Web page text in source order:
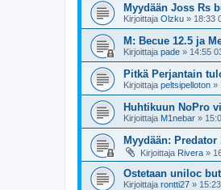
Myydään Joss Rs
Kirjoittaja Olzku » 18:33
M: Becue 12.5 ja
Kirjoittaja pade » 14:55
Pitkä Perjantain
Kirjoittaja peltsipelloton »
Huhtikuun NoPro
Kirjoittaja M1nebar »
Myydään: Predator
Kirjoittaja Rivera »
Ostetaan uniloc
Kirjoittaja rontti27 »